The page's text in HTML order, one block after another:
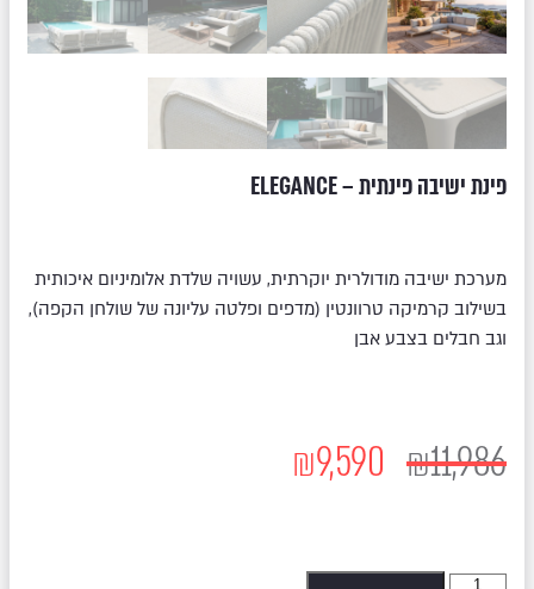
פינת ישיבה פינתית – ELEGANCE
מערכת ישיבה מודולרית יוקרתית, עשויה שלדת אלומיניום איכותית
בשילוב קרמיקה טרוונטין (מדפים ופלטה עליונה של שולחן הקפה),
וגב חבלים בצבע אבן
₪11,986
₪9,590